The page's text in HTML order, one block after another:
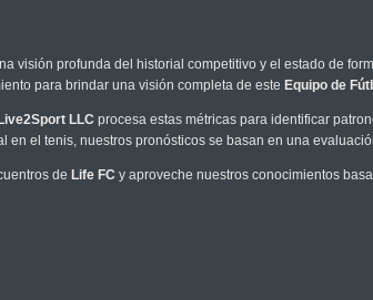
visión profunda del historial competitivo y el estado de
para brindar una visión completa de este Equipo de
Live2Sport LLC procesa estas métricas para identificar
en el tenis, nuestros pronósticos se basan en una
de Life FC y aproveche nuestros conocimientos